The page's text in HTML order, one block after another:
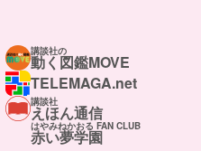
講談社の
動く図鑑MOVE
TELEMAGA.net
講談社
えほん通信
はやみねかおる FAN CLUB
赤い夢学園